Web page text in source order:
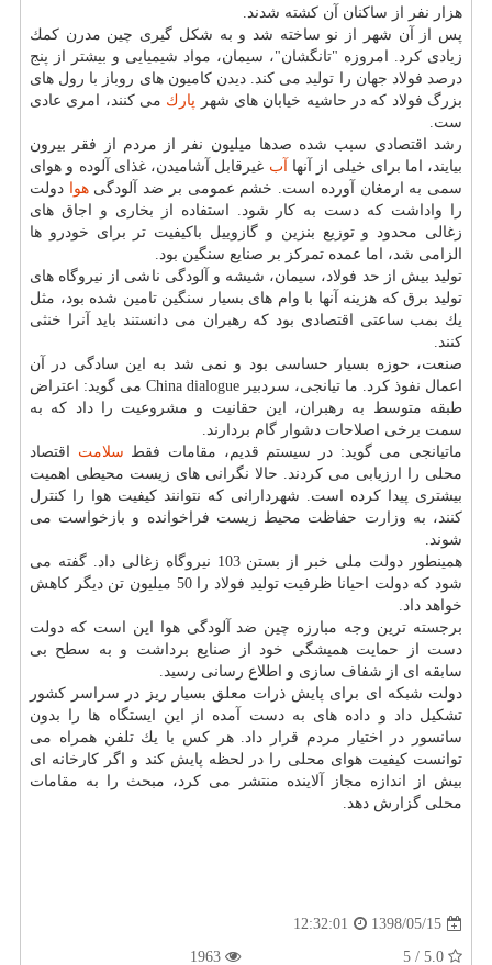
هزار نفر از ساكنان آن كشته شدند.
پس از آن شهر از نو ساخته شد و به شكل گیری چین مدرن كمك
زیادی كرد. امروزه "تانگشان"، سیمان، مواد شیمیایی و بیشتر از پنج
درصد فولاد جهان را تولید می كند. دیدن كامیون های روباز با رول های
بزرگ فولاد كه در حاشیه خیابان های شهر پارك می كنند، امری عادی
ست.
رشد اقتصادی سبب شده صدها میلیون نفر از مردم از فقر بیرون
بیایند، اما برای خیلی از آنها آب غیرقابل آشامیدن، غذای آلوده و هوای
سمی به ارمغان آورده است. خشم عمومی بر ضد آلودگیهوا دولت
را واداشت كه دست به كار شود. استفاده از بخاری و اجاق های
زغالی محدود و توزیع بنزین و گازوییل باكیفیت تر برای خودرو ها
الزامی شد، اما عمده تمركز بر صنایع سنگین بود.
تولید بیش از حد فولاد، سیمان، شیشه و آلودگی ناشی از نیروگاه های
تولید برق كه هزینه آنها با وام های بسیار سنگین تامین شده بود، مثل
یك بمب ساعتی اقتصادی بود كه رهبران می دانستند باید آنرا خنثی
كنند.
صنعت، حوزه بسیار حساسی بود و نمی شد به این سادگی در آن
اعمال نفوذ كرد. ما تیانجی، سردبیر China dialogue می گوید: اعتراض
طبقه متوسط به رهبران، این حقانیت و مشروعیت را داد كه به
سمت برخی اصلاحات دشوار گام بردارند.
ماتیانجی می گوید: در سیستم قدیم، مقامات فقط سلامت اقتصاد
محلی را ارزیابی می كردند. حالا نگرانی های زیست محیطی اهمیت
بیشتری پیدا كرده است. شهردارانی كه نتوانند كیفیت هوا را كنترل
كنند، به وزارت حفاظت محیط زیست فراخوانده و بازخواست می
شوند.
همینطور دولت ملی خبر از بستن 103 نیروگاه زغالی داد. گفته می
شود كه دولت احیانا ظرفیت تولید فولاد را 50 میلیون تن دیگر كاهش
خواهد داد.
برجسته ترین وجه مبارزه چین ضد آلودگی هوا این است كه دولت
دست از حمایت همیشگی خود از صنایع برداشت و به سطح بی
سابقه ای از شفاف سازی و اطلاع رسانی رسید.
دولت شبكه ای برای پایش ذرات معلق بسیار ریز در سراسر كشور
تشكیل داد و داده های به دست آمده از این ایستگاه ها را بدون
سانسور در اختیار مردم قرار داد. هر كس با یك تلفن همراه می
توانست كیفیت هوای محلی را در لحظه پایش كند و اگر كارخانه ای
بیش از اندازه مجاز آلاینده منتشر می كرد، مبحث را به مقامات
محلی گزارش دهد.
1398/05/15
12:32:01